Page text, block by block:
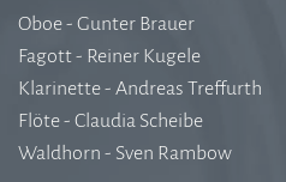
Oboe - Gunter Brauer
Fagott - Reiner Kugele
Klarinette - Andreas Treffurth
Flöte - Claudia Scheibe
Waldhorn - Sven Rambow